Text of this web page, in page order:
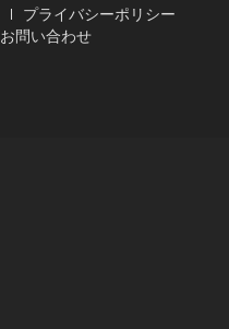
プライバシーポリシー
お問い合わせ